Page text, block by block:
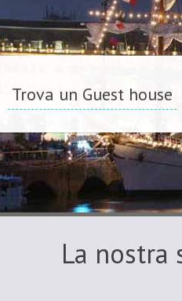
Trova un Guest house
La nostra